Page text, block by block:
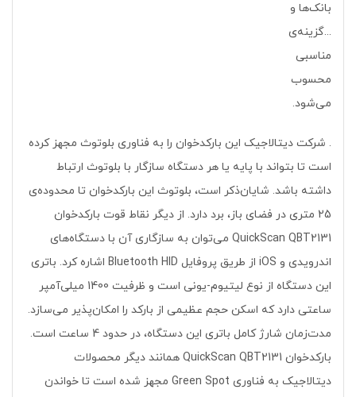
بانک‌ها و
...گزینه‌ی
مناسبی
محسوب
می‌شود.
. شرکت دیتالاجیک این بارکدخوان را به فناوری بلوتوث مجهز کرده
است تا بتواند با پایه یا هر دستگاه سازگار با بلوتوث ارتباط
داشته باشد. شایان‌ذکر است، بلوتوث این بارکدخوان تا محدوده‌ی
25 متری در فضای باز، برد دارد. از دیگر نقاط قوت بارکدخوان
QuickScan QBT2131 می‌توان به سازگاری آن با دستگاه‌های
اندرویدی و iOS از طریق پروفایل Bluetooth HID اشاره کرد. باتری
این دستگاه از نوع لیتیوم-یونی است و ظرفیت 1400 میلی‌آمپر
ساعتی دارد که اسکن حجم عظیمی از بارکد را امکان‌پذیر می‌سازد.
مدت‌زمان شارژ کامل باتری این دستگاه، در حدود 4 ساعت است.
بارکدخوان QuickScan QBT2131 همانند دیگر محصولات
دیتالاجیک به فناوری Green Spot مجهز شده است تا خواندن